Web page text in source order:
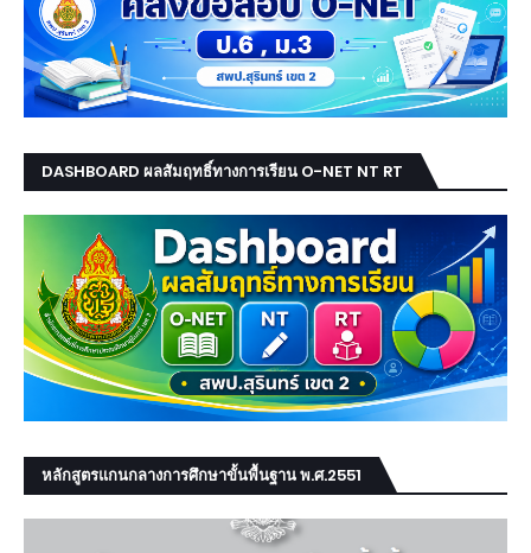
DASHBOARD ผลสัมฤทธิ์ทางการเรียน O-NET NT RT
หลักสูตรแกนกลางการศึกษาขั้นพื้นฐาน พ.ศ.2551